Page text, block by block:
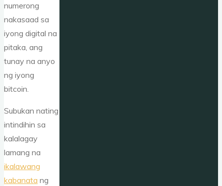
numerong
nakasaad sa
iyong digital na
pitaka, ang
tunay na anyo
ng iyong
bitcoin.
Subukan nating
intindihin sa
kalalagay
lamang na
ikalawang
kabanata ng